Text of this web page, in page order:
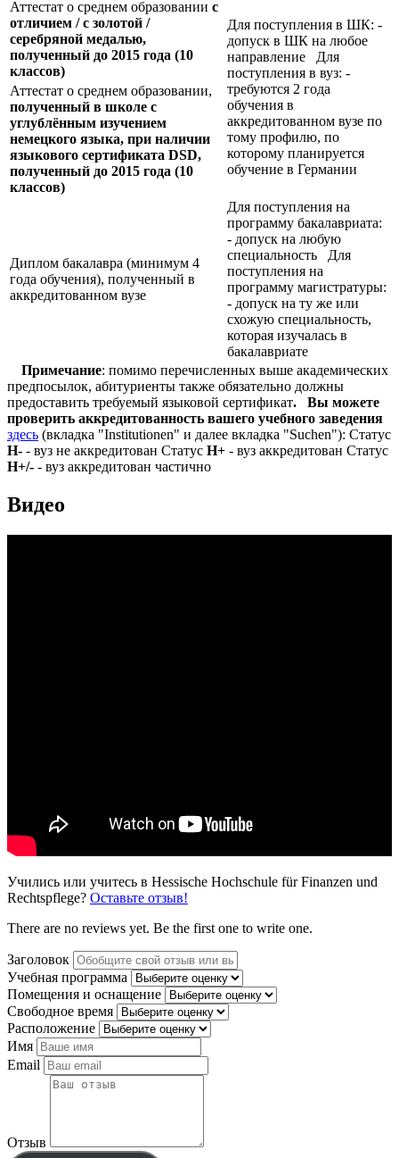
Аттестат о среднем образовании с
отличием / с золотой /
серебряной медалью,
полученный до 2015 года (10
классов)
Для поступления в ШК: -
допуск в ШК на любое
направление Для
поступления в вуз: -
требуются 2 года
обучения в
аккредитованном вузе по
тому профилю, по
которому планируется
обучение в Германии
Аттестат о среднем образовании,
полученный в школе с
углублённым изучением
немецкого языка, при наличии
языкового сертификата DSD,
полученный до 2015 года (10
классов)
Диплом бакалавра (минимум 4
года обучения), полученный в
аккредитованном вузе
Для поступления на
программу бакалавриата:
- допуск на любую
специальность Для
поступления на
программу магистратуры:
- допуск на ту же или
схожую специальность,
которая изучалась в
бакалавриате
Примечание: помимо перечисленных выше академических
предпосылок, абитуриенты также обязательно должны
предоставить требуемый языковой сертификат.
Вы можете
проверить аккредитованность вашего учебного заведения
здесь (вкладка "Institutionen" и далее вкладка "Suchen"): Статус
Н- - вуз не аккредитован Статус Н+ - вуз аккредитован Статус
Н+/- - вуз аккредитован частично
Видео
Учились или учитесь в Hessische Hochschule für Finanzen und
Rechtspflege? Оставьте отзыв!
There are no reviews yet. Be the first one to write one.
Заголовок
Учебная программа
Помещения и оснащение
Свободное время
Расположение
Имя
Email
Отзыв